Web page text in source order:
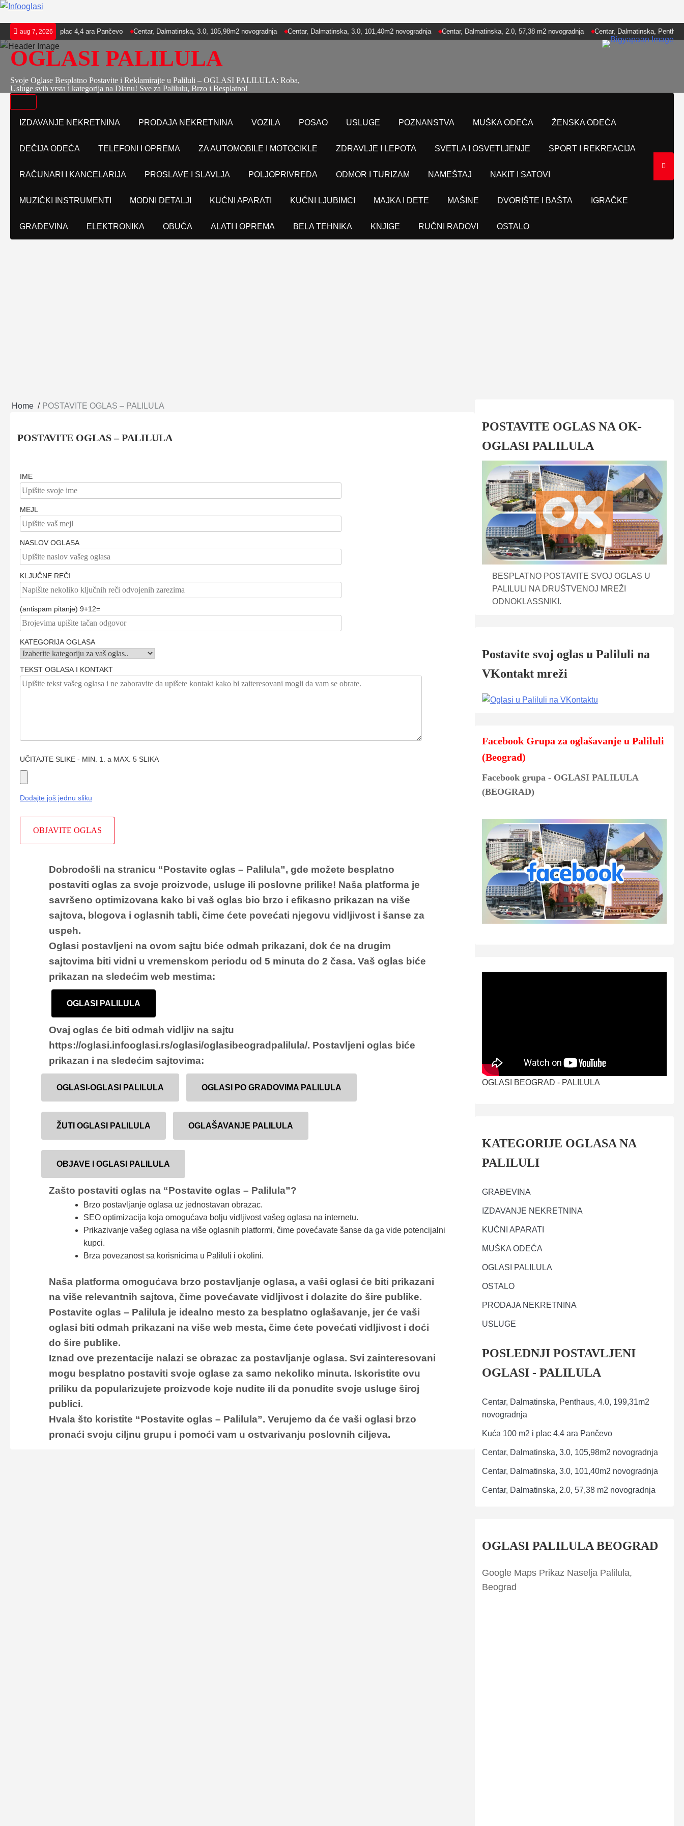
Skip
to
content
aug 7, 2026
m2 i plac 4,4 ara Pančevo Centar, Dalmatinska, 3.0, 105,98m2 novogradnja Centar, Dalmatinska, 3.0, 101,40m2 novogradnja Centar, Dalmatinska, 2.0, 57,38 m2 novogradnja Centar, Dalmatinska, Penthaus, 4.0,
OGLASI PALILULA
Svoje Oglase Besplatno Postavite i Reklamirajte u Paliluli – OGLASI PALILULA: Roba,
Usluge svih vrsta i kategorija na Dlanu! Sve za Palilulu, Brzo i Besplatno!
IZDAVANJE NEKRETNINA PRODAJA NEKRETNINA VOZILA POSAO USLUGE POZNANSTVA MUŠKA ODEĆA ŽENSKA ODEĆA
DEČIJA ODEĆA TELEFONI I OPREMA ZA AUTOMOBILE I MOTOCIKLE ZDRAVLJE I LEPOTA SVETLA I OSVETLJENJE SPORT I REKREACIJA
RAČUNARI I KANCELARIJA PROSLAVE I SLAVLJA POLJOPRIVREDA ODMOR I TURIZAM NAMEŠTAJ NAKIT I SATOVI
MUZIČKI INSTRUMENTI MODNI DETALJI KUĆNI APARATI KUĆNI LJUBIMCI MAJKA I DETE MAŠINE DVORIŠTE I BAŠTA IGRAČKE
GRAĐEVINA ELEKTRONIKA OBUĆA ALATI I OPREMA BELA TEHNIKA KNJIGE RUČNI RADOVI OSTALO
Home POSTAVITE OGLAS – PALILULA
POSTAVITE OGLAS – PALILULA
IME
MEJL
NASLOV OGLASA
KLJUČNE REČI
(antispam pitanje) 9+12=
KATEGORIJA OGLASA
TEKST OGLASA I KONTAKT
UČITAJTE SLIKE - MIN. 1. a MAX. 5 SLIKA
Dodajte još jednu sliku
Dobrodošli na stranicu “Postavite oglas – Palilula”, gde možete besplatno
postaviti oglas za svoje proizvode, usluge ili poslovne prilike! Naša platforma je
savršeno optimizovana kako bi vaš oglas bio brzo i efikasno prikazan na više
sajtova, blogova i oglasnih tabli, čime ćete povećati njegovu vidljivost i šanse za
uspeh.
Oglasi postavljeni na ovom sajtu biće odmah prikazani, dok će na drugim
sajtovima biti vidni u vremenskom periodu od 5 minuta do 2 časa. Vaš oglas biće
prikazan na sledećim web mestima:
OGLASI PALILULA
Ovaj oglas će biti odmah vidljiv na sajtu
https://oglasi.infooglasi.rs/oglasi/oglasibeogradpalilula/. Postavljeni oglas biće
prikazan i na sledećim sajtovima:
OGLASI-OGLASI PALILULA OGLASI PO GRADOVIMA PALILULA
ŽUTI OGLASI PALILULA OGLAŠAVANJE PALILULA
OBJAVE I OGLASI PALILULA
Zašto postaviti oglas na “Postavite oglas – Palilula”?
Brzo postavljanje oglasa uz jednostavan obrazac.
SEO optimizacija koja omogućava bolju vidljivost vašeg oglasa na internetu.
Prikazivanje vašeg oglasa na više oglasnih platformi, čime povećavate šanse da ga vide potencijalni
kupci.
Brza povezanost sa korisnicima u Paliluli i okolini.
Naša platforma omogućava brzo postavljanje oglasa, a vaši oglasi će biti prikazani
na više relevantnih sajtova, čime povećavate vidljivost i dolazite do šire publike.
Postavite oglas – Palilula je idealno mesto za besplatno oglašavanje, jer će vaši
oglasi biti odmah prikazani na više web mesta, čime ćete povećati vidljivost i doći
do šire publike.
Iznad ove prezentacije nalazi se obrazac za postavljanje oglasa. Svi zainteresovani
mogu besplatno postaviti svoje oglase za samo nekoliko minuta. Iskoristite ovu
priliku da popularizujete proizvode koje nudite ili da ponudite svoje usluge široj
publici.
Hvala što koristite “Postavite oglas – Palilula”. Verujemo da će vaši oglasi brzo
pronaći svoju ciljnu grupu i pomoći vam u ostvarivanju poslovnih ciljeva.
POSTAVITE OGLAS NA OK-
OGLASI PALILULA
BESPLATNO POSTAVITE SVOJ OGLAS U
PALILULI NA DRUŠTVENOJ MREŽI
ODNOKLASSNIKI.
Postavite svoj oglas u Paliluli na
VKontakt mreži
Facebook Grupa za oglašavanje u Paliluli
(Beograd)
Facebook grupa - OGLASI PALILULA
(BEOGRAD)
OGLASI BEOGRAD - PALILULA
KATEGORIJE OGLASA NA
PALILULI
GRAĐEVINA
IZDAVANJE NEKRETNINA
KUĆNI APARATI
MUŠKA ODEĆA
OGLASI PALILULA
OSTALO
PRODAJA NEKRETNINA
USLUGE
POSLEDNJI POSTAVLJENI
OGLASI - PALILULA
Centar, Dalmatinska, Penthaus, 4.0, 199,31m2
novogradnja
Kuća 100 m2 i plac 4,4 ara Pančevo
Centar, Dalmatinska, 3.0, 105,98m2 novogradnja
Centar, Dalmatinska, 3.0, 101,40m2 novogradnja
Centar, Dalmatinska, 2.0, 57,38 m2 novogradnja
OGLASI PALILULA BEOGRAD
Google Maps Prikaz Naselja Palilula,
Beograd